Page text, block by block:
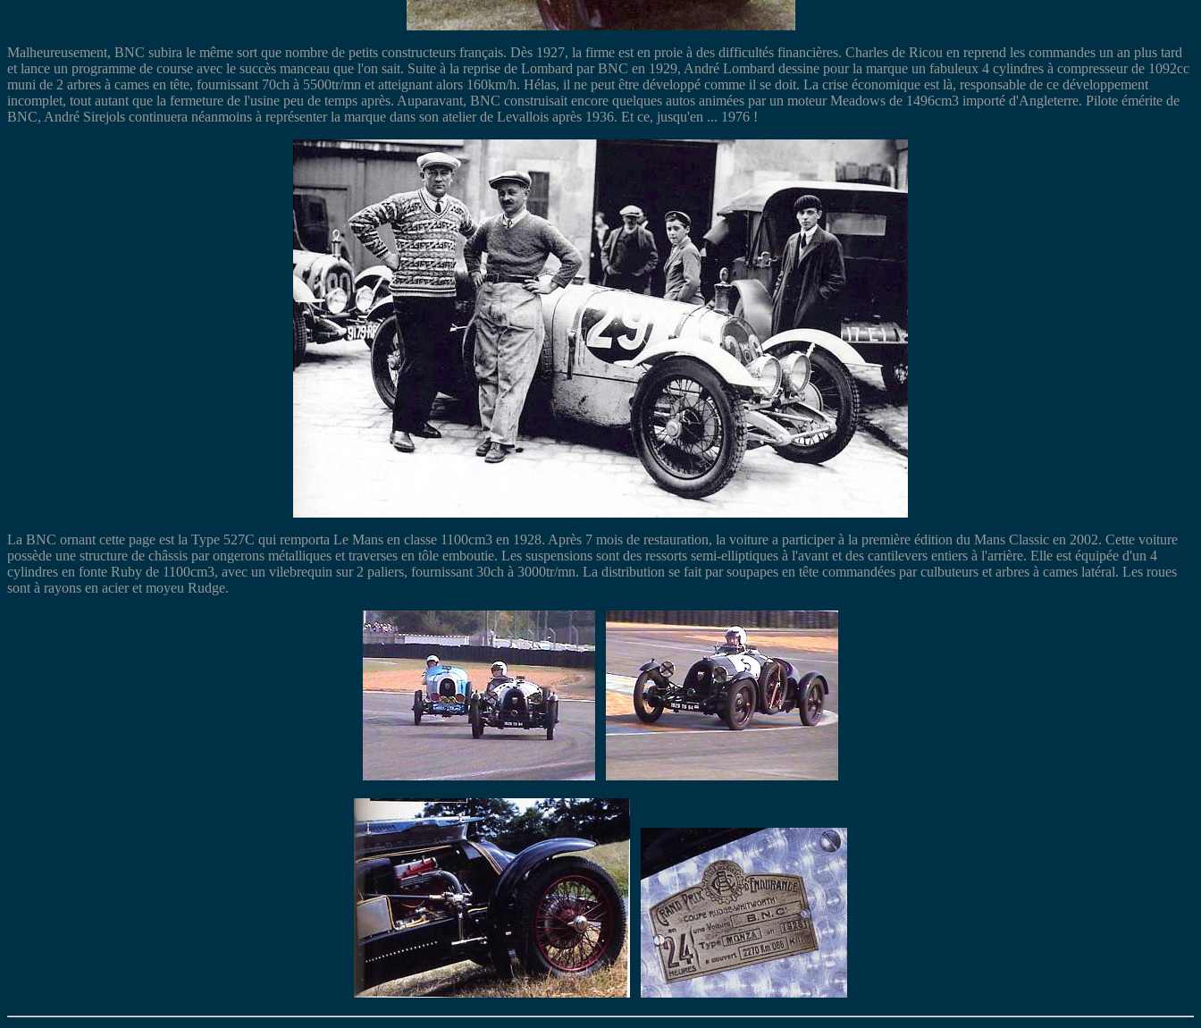
Malheureusement, BNC subira le même sort que nombre de petits constructeurs français. Dès 1927, la firme est en proie à des difficultés financières. Charles de Ricou en reprend les commandes un an plus tard
et lance un programme de course avec le succès manceau que l'on sait. Suite à la reprise de Lombard par BNC en 1929, André Lombard dessine pour la marque un fabuleux 4 cylindres à compresseur de 1092cc
muni de 2 arbres à cames en tête, fournissant 70ch à 5500tr/mn et atteignant alors 160km/h. Hélas, il ne peut être développé comme il se doit. La crise économique est là, responsable de ce développement
incomplet, tout autant que la fermeture de l'usine peu de temps après. Auparavant, BNC construisait encore quelques autos animées par un moteur Meadows de 1496cm3 importé d'Angleterre. Pilote émérite de
BNC, André Sirejols continuera néanmoins à représenter la marque dans son atelier de Levallois après 1936. Et ce, jusqu'en ... 1976 !
La BNC ornant cette page est la Type 527C qui remporta Le Mans en classe 1100cm3 en 1928. Après 7 mois de restauration, la voiture a participer à la première édition du Mans Classic en 2002. Cette voiture
possède une structure de châssis par ongerons métalliques et traverses en tôle emboutie. Les suspensions sont des ressorts semi-elliptiques à l'avant et des cantilevers entiers à l'arrière. Elle est équipée d'un 4
cylindres en fonte Ruby de 1100cm3, avec un vilebrequin sur 2 paliers, fournissant 30ch à 3000tr/mn. La distribution se fait par soupapes en tête commandées par culbuteurs et arbres à cames latéral. Les roues
sont à rayons en acier et moyeu Rudge.